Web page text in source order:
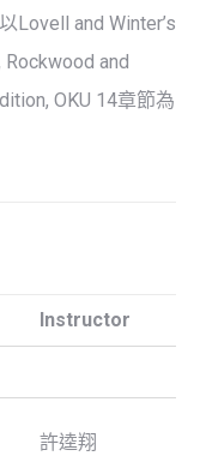
Lovell and Winter’s
and
OKU 14章節為
Instructor
許逵翔